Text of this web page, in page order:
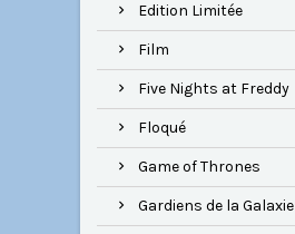
Edition Limitée
Film
Five Nights at Freddy
Floqué
Game of Thrones
Gardiens de la Galaxie